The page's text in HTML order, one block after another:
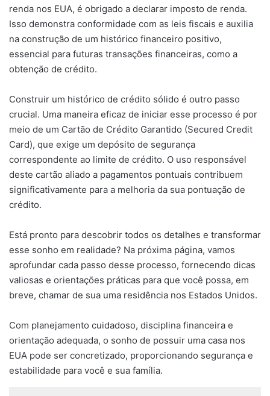
renda nos EUA, é obrigado a declarar imposto de renda.
Isso demonstra conformidade com as leis fiscais e auxilia
na construção de um histórico financeiro positivo,
essencial para futuras transações financeiras, como a
obtenção de crédito.​
Construir um histórico de crédito sólido é outro passo
crucial. Uma maneira eficaz de iniciar esse processo é por
meio de um Cartão de Crédito Garantido (Secured Credit
Card), que exige um depósito de segurança
correspondente ao limite de crédito. O uso responsável
deste cartão aliado a pagamentos pontuais contribuem
significativamente para a melhoria da sua pontuação de
crédito.​
Está pronto para descobrir todos os detalhes e transformar
esse sonho em realidade? Na próxima página, vamos
aprofundar cada passo desse processo, fornecendo dicas
valiosas e orientações práticas para que você possa, em
breve, chamar de sua uma residência nos Estados Unidos.​
Com planejamento cuidadoso, disciplina financeira e
orientação adequada, o sonho de possuir uma casa nos
EUA pode ser concretizado, proporcionando segurança e
estabilidade para você e sua família.